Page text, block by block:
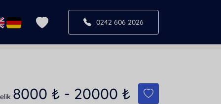
0242 606 2026
8000 ₺ - 20000 ₺